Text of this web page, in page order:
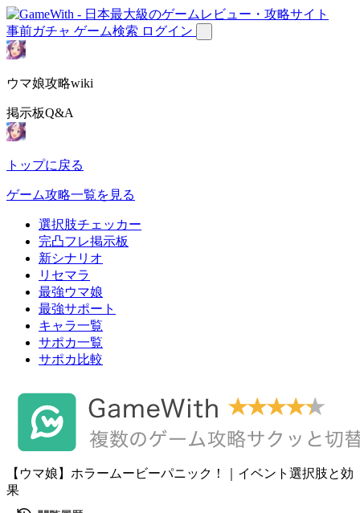
事前ガチャ ゲーム検索 ログイン
ウマ娘攻略wiki
掲示板Q&A
トップに戻る
ゲーム攻略一覧を見る
選択肢チェッカー
完凸フレ掲示板
新シナリオ
リセマラ
最強ウマ娘
最強サポート
キャラ一覧
サポカ一覧
サポカ比較
【ウマ娘】ホラームービーパニック！｜イベント選択肢と効
果